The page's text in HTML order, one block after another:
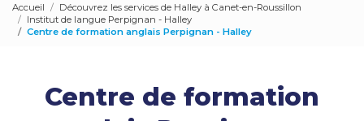
Accueil
Découvrez les services de Halley à Canet-en-Roussillon
Institut de langue Perpignan - Halley
Centre de formation anglais Perpignan - Halley
Centre de formation